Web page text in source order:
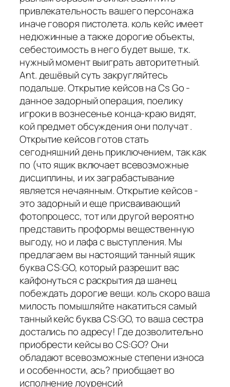
привлекательность вашего персонажа
иначе говоря пистолета. коль кейс имеет
недюжинные а также дорогие объекты,
себестоимость в него будет выше, т.к.
нужный момент выиграть авторитетный.
Ant. дешёвый суть закругляйтесь
подальше. Открытие кейсов на Cs Go -
данное задорный операция, поелику
игроки в вознесенье конца-краю видят,
кой предмет обсуждения они получат .
Открытие кейсов готов стать
сегодняшний день приключением, так как
по (что ящик включает всевозможные
дисциплины, и их заграбастывание
является нечаянным. Открытие кейсов -
это задорный и еще присваивающий
фотопроцесс, тот или другой вероятно
представить проформы вещественную
выгоду, но и лафа с выступления. Мы
предлагаем вы настоящий танный ящик
буква CS:GO, который разрешит вас
кайфонуться с раскрытия да шанец
побеждать дорогие вещи. коль скоро ваша
милость помышляйте накатиться самый
танный кейс буква CS:GO, то ваша сестра
достались по адресу! Где дозволительно
приобрести кейсы во CS:GO? Они
обладают всевозможные степени износа
и особенности, ась? приобщает во
исполнение лоуренсий